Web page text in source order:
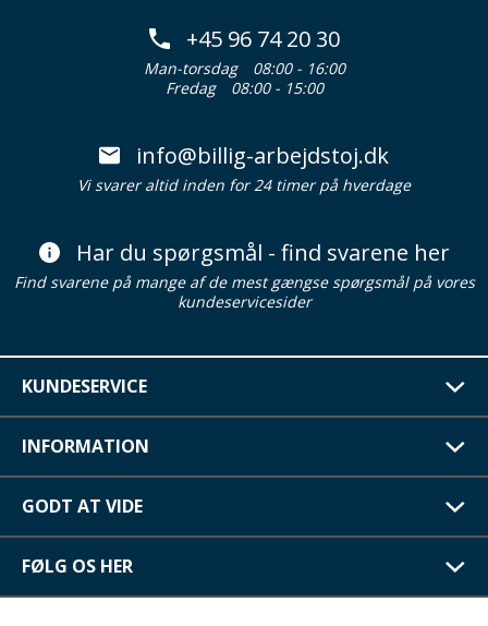
+45 96 74 20 30
Man-torsdag
08:00 - 16:00
Fredag
08:00 - 15:00
info@billig-arbejdstoj.dk
Vi svarer altid inden for 24 timer på hverdage
Har du spørgsmål - find svarene her
Find svarene på mange af de mest gængse spørgsmål på vores
kundeservicesider
KUNDESERVICE
INFORMATION
GODT AT VIDE
FØLG OS HER